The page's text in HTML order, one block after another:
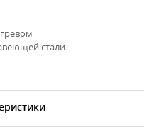
стали